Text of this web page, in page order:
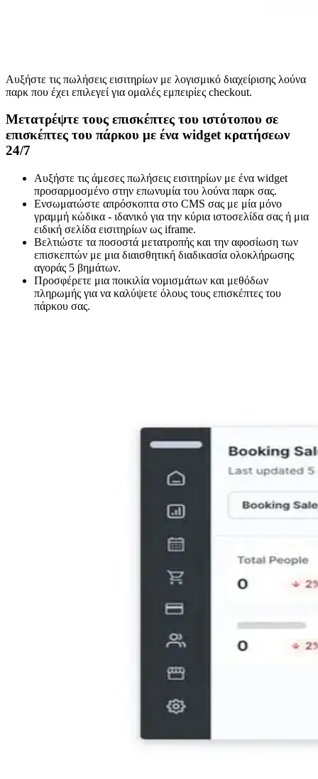
Αυξήστε τις πωλήσεις εισιτηρίων με λογισμικό διαχείρισης λούνα
παρκ που έχει επιλεγεί για ομαλές εμπειρίες checkout.
Μετατρέψτε τους επισκέπτες του ιστότοπου σε
επισκέπτες του πάρκου με ένα widget κρατήσεων
24/7
Αυξήστε τις άμεσες πωλήσεις εισιτηρίων με ένα widget
προσαρμοσμένο στην επωνυμία του λούνα παρκ σας.
Ενσωματώστε απρόσκοπτα στο CMS σας με μία μόνο
γραμμή κώδικα - ιδανικό για την κύρια ιστοσελίδα σας ή μια
ειδική σελίδα εισιτηρίων ως iframe.
Βελτιώστε τα ποσοστά μετατροπής και την αφοσίωση των
επισκεπτών με μια διαισθητική διαδικασία ολοκλήρωσης
αγοράς 5 βημάτων.
Προσφέρετε μια ποικιλία νομισμάτων και μεθόδων
πληρωμής για να καλύψετε όλους τους επισκέπτες του
πάρκου σας.